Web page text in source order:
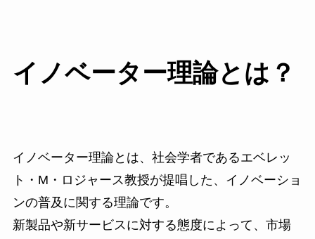
イノベーター理論とは？
イノベーター理論とは、社会学者であるエベレッ
ト・M・ロジャース教授が提唱した、イノベーショ
ンの普及に関する理論です。
新製品や新サービスに対する態度によって、市場